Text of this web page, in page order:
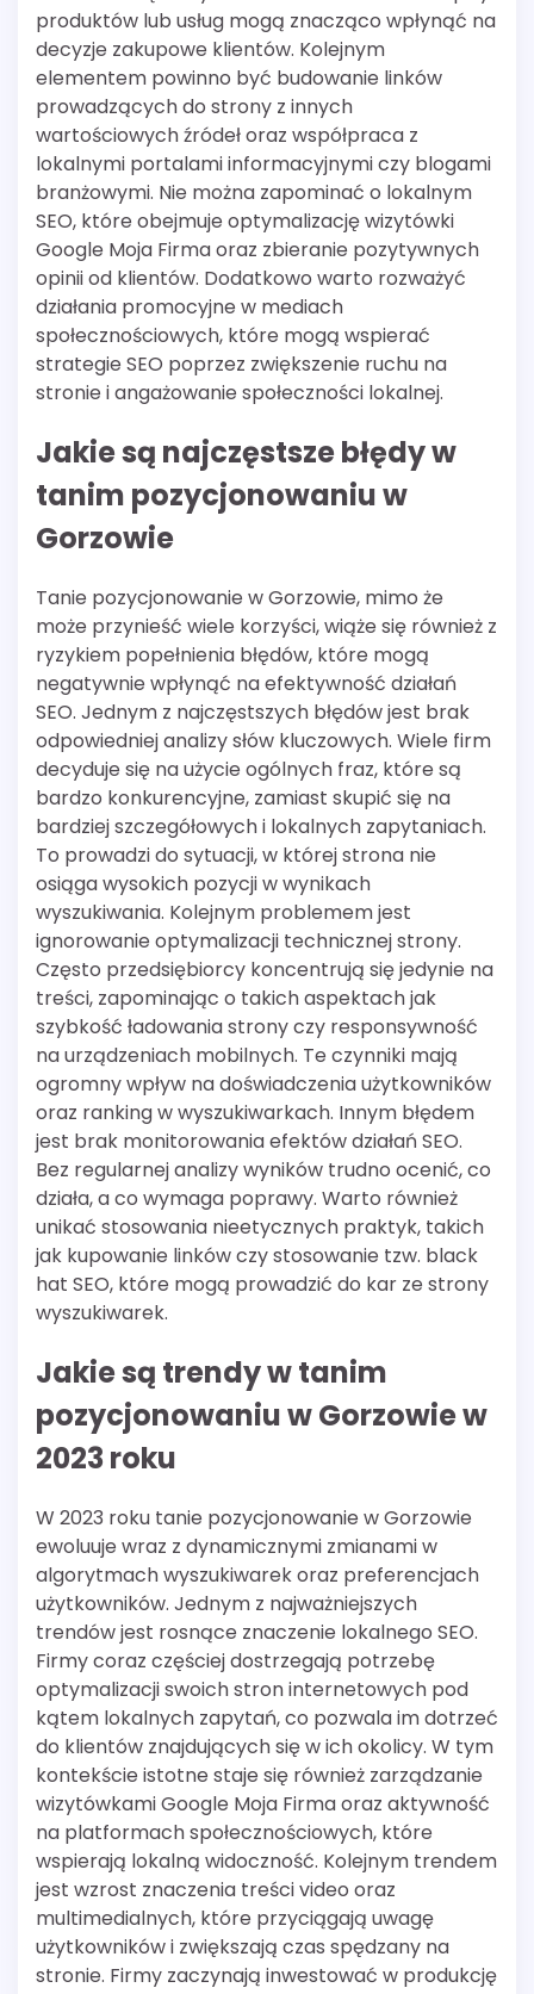
produktów lub usług mogą znacząco wpłynąć na
decyzje zakupowe klientów. Kolejnym
elementem powinno być budowanie linków
prowadzących do strony z innych
wartościowych źródeł oraz współpraca z
lokalnymi portalami informacyjnymi czy blogami
branżowymi. Nie można zapominać o lokalnym
SEO, które obejmuje optymalizację wizytówki
Google Moja Firma oraz zbieranie pozytywnych
opinii od klientów. Dodatkowo warto rozważyć
działania promocyjne w mediach
społecznościowych, które mogą wspierać
strategie SEO poprzez zwiększenie ruchu na
stronie i angażowanie społeczności lokalnej.
Jakie są najczęstsze błędy w
tanim pozycjonowaniu w
Gorzowie
Tanie pozycjonowanie w Gorzowie, mimo że
może przynieść wiele korzyści, wiąże się również z
ryzykiem popełnienia błędów, które mogą
negatywnie wpłynąć na efektywność działań
SEO. Jednym z najczęstszych błędów jest brak
odpowiedniej analizy słów kluczowych. Wiele firm
decyduje się na użycie ogólnych fraz, które są
bardzo konkurencyjne, zamiast skupić się na
bardziej szczegółowych i lokalnych zapytaniach.
To prowadzi do sytuacji, w której strona nie
osiąga wysokich pozycji w wynikach
wyszukiwania. Kolejnym problemem jest
ignorowanie optymalizacji technicznej strony.
Często przedsiębiorcy koncentrują się jedynie na
treści, zapominając o takich aspektach jak
szybkość ładowania strony czy responsywność
na urządzeniach mobilnych. Te czynniki mają
ogromny wpływ na doświadczenia użytkowników
oraz ranking w wyszukiwarkach. Innym błędem
jest brak monitorowania efektów działań SEO.
Bez regularnej analizy wyników trudno ocenić, co
działa, a co wymaga poprawy. Warto również
unikać stosowania nieetycznych praktyk, takich
jak kupowanie linków czy stosowanie tzw. black
hat SEO, które mogą prowadzić do kar ze strony
wyszukiwarek.
Jakie są trendy w tanim
pozycjonowaniu w Gorzowie w
2023 roku
W 2023 roku tanie pozycjonowanie w Gorzowie
ewoluuje wraz z dynamicznymi zmianami w
algorytmach wyszukiwarek oraz preferencjach
użytkowników. Jednym z najważniejszych
trendów jest rosnące znaczenie lokalnego SEO.
Firmy coraz częściej dostrzegają potrzebę
optymalizacji swoich stron internetowych pod
kątem lokalnych zapytań, co pozwala im dotrzeć
do klientów znajdujących się w ich okolicy. W tym
kontekście istotne staje się również zarządzanie
wizytówkami Google Moja Firma oraz aktywność
na platformach społecznościowych, które
wspierają lokalną widoczność. Kolejnym trendem
jest wzrost znaczenia treści video oraz
multimedialnych, które przyciągają uwagę
użytkowników i zwiększają czas spędzany na
stronie. Firmy zaczynają inwestować w produkcję